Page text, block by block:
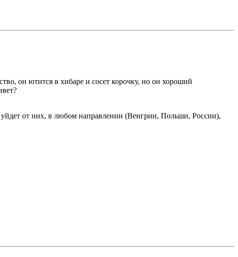
он ютится в хибаре и сосет корочку, но он хороший
уйдет от них, в любом направлении (Венгрии, Польши, России),